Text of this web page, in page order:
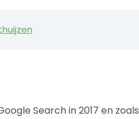
Search in 2017 en zoals